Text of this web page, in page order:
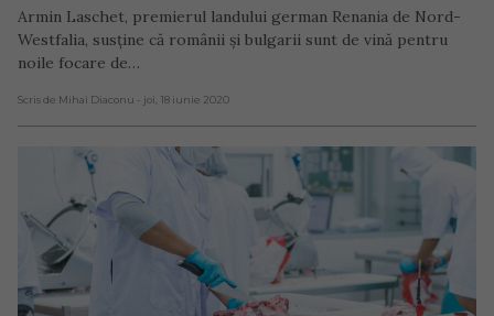
Armin Laschet, premierul landului german Renania de Nord-
Westfalia, susține că românii și bulgarii sunt de vină pentru
noile focare de…
Scris de Mihai Diaconu - joi, 18 iunie 2020